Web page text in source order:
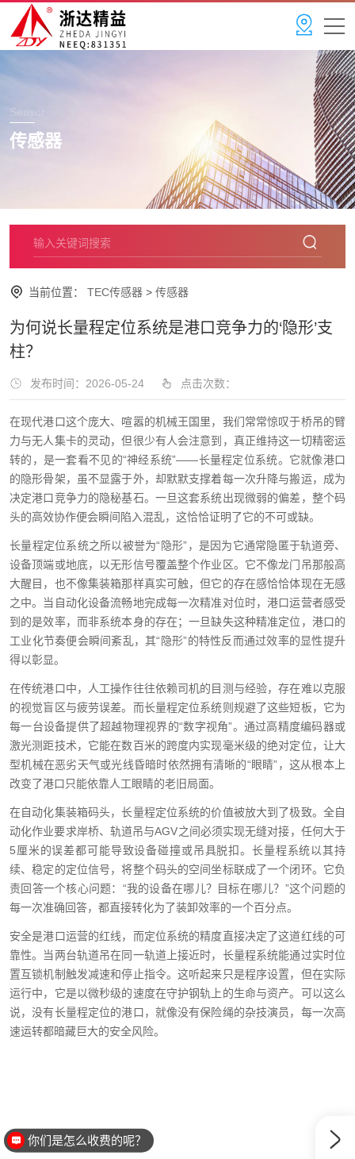
Sensor
传感器
当前位置： TEC传感器 > 传感器
为何说长量程定位系统是港口竞争力的‘隐形’支
柱？
发布时间：2026-05-24 点击次数：
在现代港口这个庞大、喧嚣的机械王国里，我们常常惊叹于桥吊的臂
力与无人集卡的灵动，但很少有人会注意到，真正维持这一切精密运
转的，是一套看不见的“神经系统”——长量程定位系统。它就像港口
的隐形骨架，虽不显露于外，却默默支撑着每一次升降与搬运，成为
决定港口竞争力的隐秘基石。一旦这套系统出现微弱的偏差，整个码
头的高效协作便会瞬间陷入混乱，这恰恰证明了它的不可或缺。
长量程定位系统之所以被誉为“隐形”，是因为它通常隐匿于轨道旁、
设备顶端或地底，以无形信号覆盖整个作业区。它不像龙门吊那般高
大醒目，也不像集装箱那样真实可触，但它的存在感恰恰体现在无感
之中。当自动化设备流畅地完成每一次精准对位时，港口运营者感受
到的是效率，而非系统本身的存在；一旦缺失这种精准定位，港口的
工业化节奏便会瞬间紊乱，其“隐形”的特性反而通过效率的显性提升
得以彰显。
在传统港口中，人工操作往往依赖司机的目测与经验，存在难以克服
的视觉盲区与疲劳误差。而长量程定位系统则规避了这些短板，它为
每一台设备提供了超越物理视界的“数字视角”。通过高精度编码器或
激光测距技术，它能在数百米的跨度内实现毫米级的绝对定位，让大
型机械在恶劣天气或光线昏暗时依然拥有清晰的“眼睛”，这从根本上
改变了港口只能依靠人工眼睛的老旧局面。
在自动化集装箱码头，长量程定位系统的价值被放大到了极致。全自
动化作业要求岸桥、轨道吊与AGV之间必须实现无缝对接，任何大于
5厘米的误差都可能导致设备碰撞或吊具脱扣。长量程系统以其持
续、稳定的定位信号，将整个码头的空间坐标联成了一个闭环。它负
责回答一个核心问题：“我的设备在哪儿？目标在哪儿？”这个问题的
每一次准确回答，都直接转化为了装卸效率的一个百分点。
安全是港口运营的红线，而定位系统的精度直接决定了这道红线的可
靠性。当两台轨道吊在同一轨道上接近时，长量程系统能通过实时位
置互锁机制触发减速和停止指令。这听起来只是程序设置，但在实际
运行中，它是以微秒级的速度在守护钢轨上的生命与资产。可以这么
说，没有长量程定位的港口，就像没有保险绳的杂技演员，每一次高
速运转都暗藏巨大的安全风险。
你们是怎么收费的呢？